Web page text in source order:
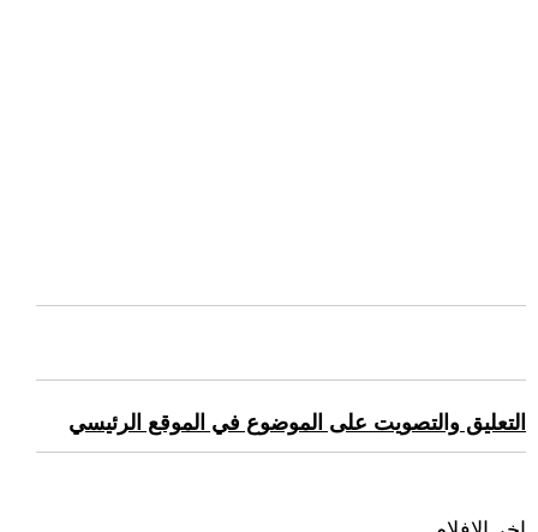
التعليق والتصويت على الموضوع في الموقع الرئيسي